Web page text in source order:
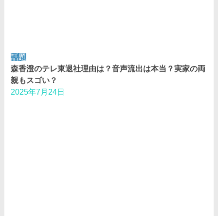
話題
森香澄のテレ東退社理由は？音声流出は本当？実家の両
親もスゴい？
2025年7月24日